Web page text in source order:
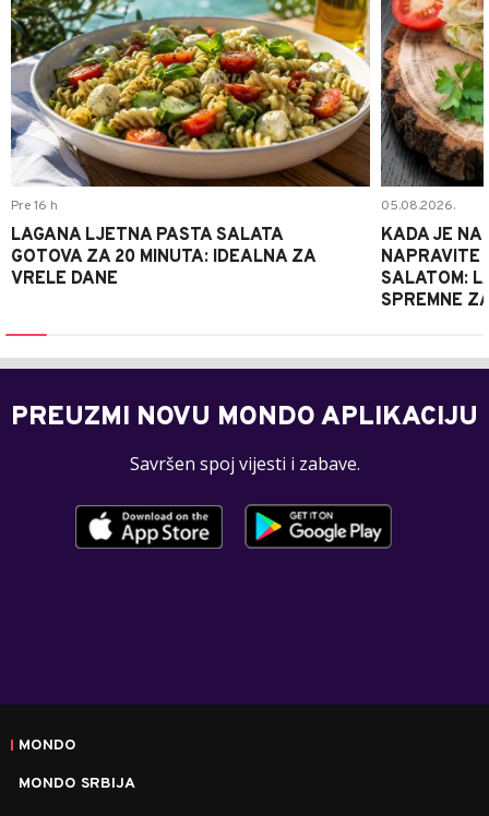
Pre 16 h
LAGANA LJETNA PASTA SALATA
GOTOVA ZA 20 MINUTA: IDEALNA ZA
VRELE DANE
05.08.2026.
KADA JE
NAPRAVITE
SALATOM:
SPREMNE
PREUZMI NOVU MONDO APLIKACIJU
Savršen spoj vijesti i zabave.
MONDO
MONDO SRBIJA